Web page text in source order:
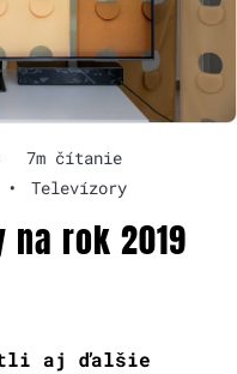
7m čítanie
• Televízory
na rok 2019
aj ďalšie